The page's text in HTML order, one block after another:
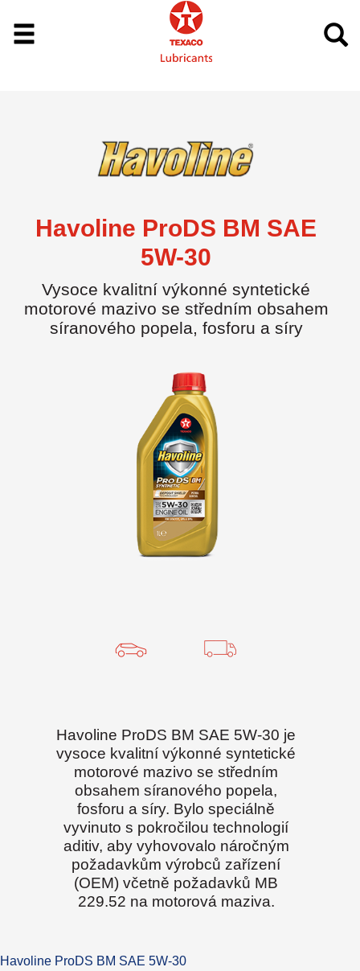
Havoline ProDS BM SAE
5W-30
Vysoce kvalitní výkonné syntetické
motorové mazivo se středním obsahem
síranového popela, fosforu a síry
Havoline ProDS BM SAE 5W-30 je
vysoce kvalitní výkonné syntetické
motorové mazivo se středním
obsahem síranového popela,
fosforu a síry. Bylo speciálně
vyvinuto s pokročilou technologií
aditiv, aby vyhovovalo náročným
požadavkům výrobců zařízení
(OEM) včetně požadavků MB
229.52 na motorová maziva.
Havoline ProDS BM SAE 5W-30